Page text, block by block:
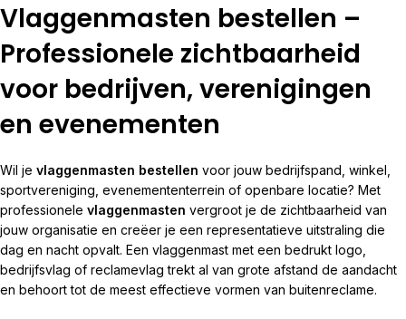
Vlaggenmasten bestellen –
Professionele zichtbaarheid
voor bedrijven, verenigingen
en evenementen
Wil je vlaggenmasten bestellen voor jouw bedrijfspand, winkel,
sportvereniging, evenemententerrein of openbare locatie? Met
professionele vlaggenmasten vergroot je de zichtbaarheid van
jouw organisatie en creëer je een representatieve uitstraling die
dag en nacht opvalt. Een vlaggenmast met een bedrukt logo,
bedrijfsvlag of reclamevlag trekt al van grote afstand de aandacht
en behoort tot de meest effectieve vormen van buitenreclame.